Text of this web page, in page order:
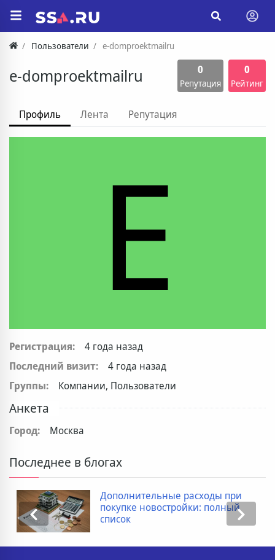
Пользователи e-domproektmailru
e-domproektmailru 0
Репутация
0
Рейтинг
Профиль Лента Репутация
E
Регистрация:
4 года назад
Последний визит:
4 года назад
Группы:
Компании, Пользователи
Анкета
Город: Москва
Последнее в блогах
Дополнительные расходы при
покупке новостройки: полный
список